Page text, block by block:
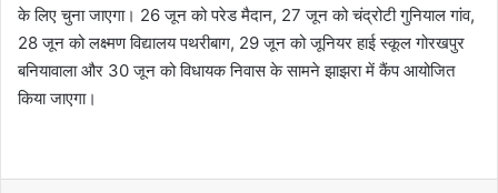
के लिए चुना जाएगा। 26 जून को परेड मैदान, 27 जून को चंद्रोटी गुनियाल गांव,
28 जून को लक्ष्मण विद्यालय पथरीबाग, 29 जून को जूनियर हाई स्कूल गोरखपुर
बनियावाला और 30 जून को विधायक निवास के सामने झाझरा में कैंप आयोजित
किया जाएगा।